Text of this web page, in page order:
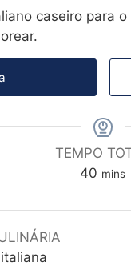
caseiro para
TEMPO
40 mins
italiana